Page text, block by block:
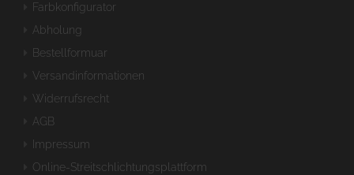
Farbkonfigurator
Abholung
Bestellformuar
Versandinformationen
Widerrufsrecht
AGB
Impressum
Online-Streitschlichtungsplattform